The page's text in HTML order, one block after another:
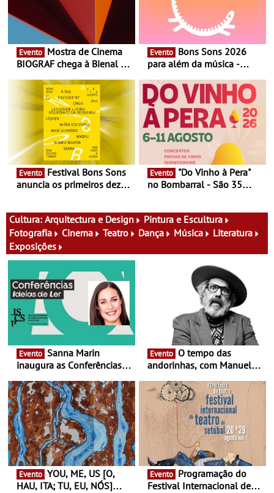
Evento
BIOGRAF chega à Bienal de
Documentário, ensaio
fílmico e práticas artísticas
Evento
para além da música -
percursos, oficinas,
atividades para toda a
família e muito mais
Evento
anuncia os primeiros dez
Evento
no Bombarral - São 35
experiências
Cultura: Arquitectura e Design
Pintura e Escultura
Fotografia
Cinema Teatro Dança Música
Literatura
Exposições
Evento
inaugura as Conferências
Antiga primeira-ministra da
Finlândia é a convidada da
primeira edição do novo
ciclo de debates dedicado
aos grandes temas do
nosso tempo
Evento
andorinhas, com Manuel
Atum - Concerto
performance na MAAT
Gallery a 3 de Setembro,
Evento
HAU, ITA; TU, EU, NÓS]
Evento
Festival Internacional de